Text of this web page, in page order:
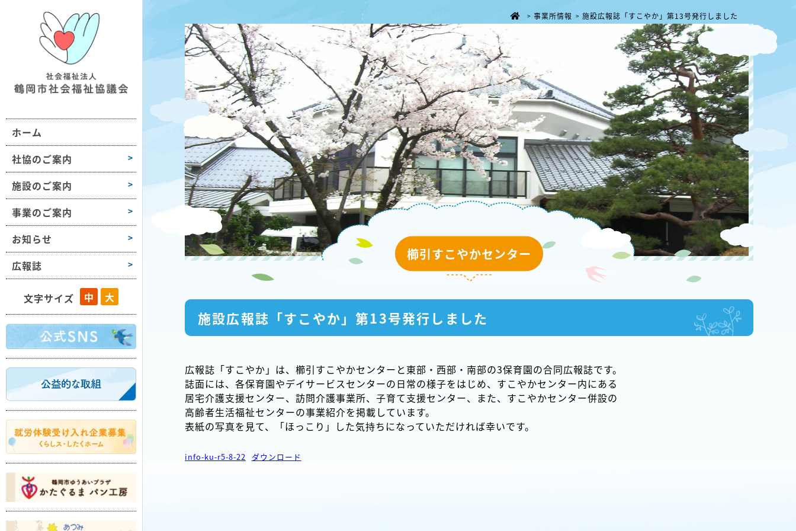
ホーム
社協のご案内
社協について
織図・沿革
施設のご案内
1学区
3学区
4学区
5学区
山
浦
引
日
海
事業のご案内
域の福祉活動支援
ランティア活動支援
齢者や障害のある方への支援
護保険サービス
がい福祉サービス
金活動
お知らせ
業所情報
種様式
広報誌
ラセンだより
文字サイズ 中 大
> 事業所情報 > 施設広報誌「すこやか」第13号発行しました
櫛引すこやかセンター
施設広報誌「すこやか」第13号発行しました
広報誌「すこやか」は、櫛引すこやかセンターと東部・西部・南部の3保育園の合同広報誌です。
誌面には、各保育園やデイサービスセンターの日常の様子をはじめ、すこやかセンター内にある
居宅介護支援センター、訪問介護事業所、子育て支援センター、また、すこやかセンター併設の
高齢者生活福祉センターの事業紹介を掲載しています。
表紙の写真を見て、「ほっこり」した気持ちになっていただければ幸いです。
info-ku-r5-8-22 ダウンロード